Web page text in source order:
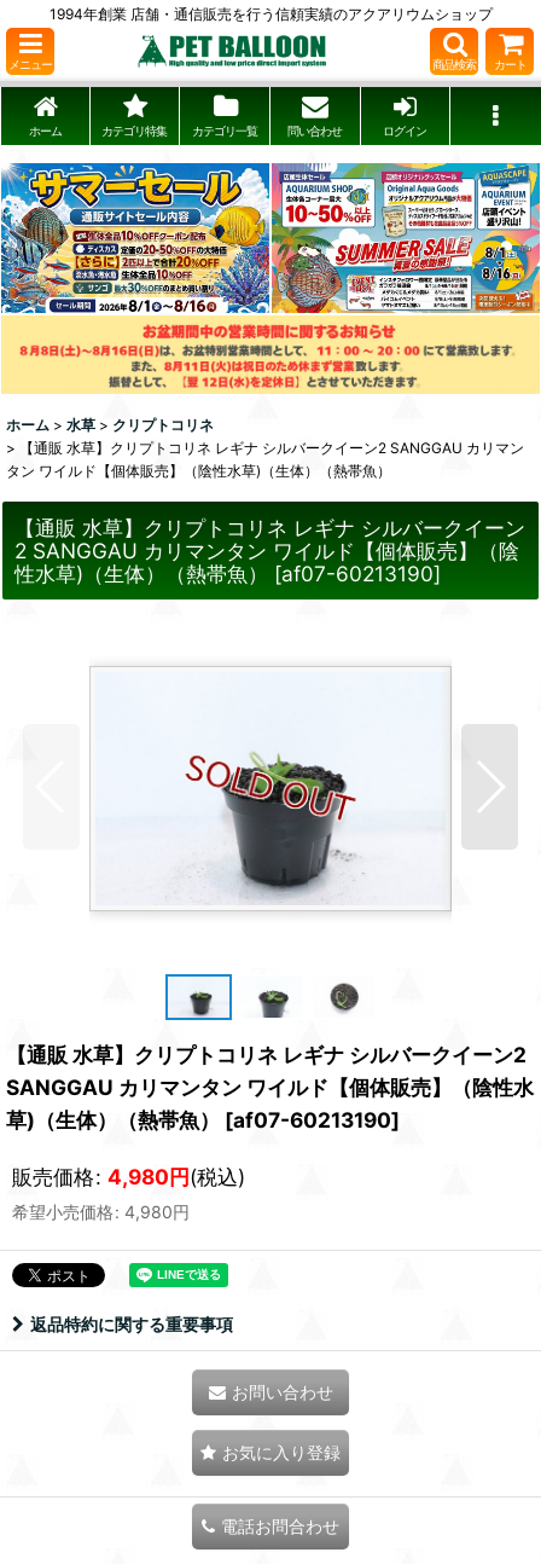
1994年創業 店舗・通信販売を行う信頼実績のアクアリウムショップ
メニュー 商品検索 カート
ホーム カテゴリ特集 カテゴリ一覧 問い合わせ ログイン
ホーム > 水草 > クリプトコリネ
>
【通販 水草】クリプトコリネ レギナ シルバークイーン2 SANGGAU カリマン
タン ワイルド【個体販売】（陰性水草)（生体）（熱帯魚）
【通販 水草】クリプトコリネ レギナ シルバークイーン
2 SANGGAU カリマンタン ワイルド【個体販売】（陰
性水草)（生体）（熱帯魚）
[af07-60213190]
【通販 水草】クリプトコリネ レギナ シルバークイーン2
SANGGAU カリマンタン ワイルド【個体販売】（陰性水
草)（生体）（熱帯魚）
[af07-60213190]
販売価格: 4,980円(税込)
希望小売価格: 4,980円
返品特約に関する重要事項
お問い合わせ
お気に入り登録
電話お問合わせ